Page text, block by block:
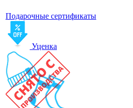
Подарочные сертификаты
Уценка